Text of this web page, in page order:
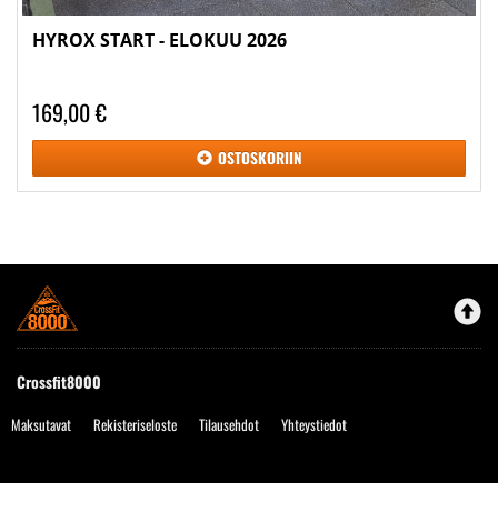
HYROX START - ELOKUU 2026
169,00 €
OSTOSKORIIN
Crossfit8000
Maksutavat Rekisteriseloste Tilausehdot Yhteystiedot